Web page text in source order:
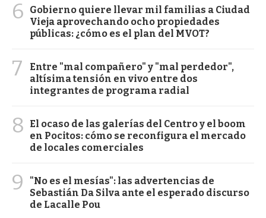
6
Gobierno quiere llevar mil familias a Ciudad
Vieja aprovechando ocho propiedades
públicas: ¿cómo es el plan del MVOT?
7
Entre "mal compañero" y "mal perdedor",
altísima tensión en vivo entre dos
integrantes de programa radial
8
El ocaso de las galerías del Centro y el boom
en Pocitos: cómo se reconfigura el mercado
de locales comerciales
9
"No es el mesías": las advertencias de
Sebastián Da Silva ante el esperado discurso
de Lacalle Pou